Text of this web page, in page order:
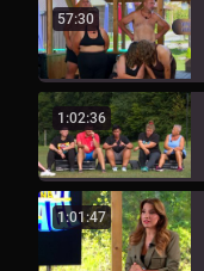
57:30
1:02:36
1:01:47